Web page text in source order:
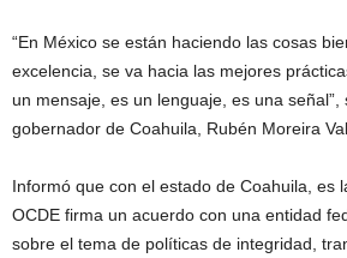
“En México se están haciendo las cosas
excelencia, se va hacia las mejores
un mensaje, es un lenguaje, es una señal”,
gobernador de Coahuila, Rubén Moreira
Informó que con el estado de Coahuila, es
OCDE firma un acuerdo con una entidad
sobre el tema de políticas de integridad,